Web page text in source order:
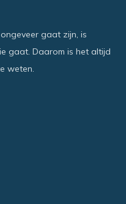
gaat zijn, is
gaat. Daarom is het altijd
weten.